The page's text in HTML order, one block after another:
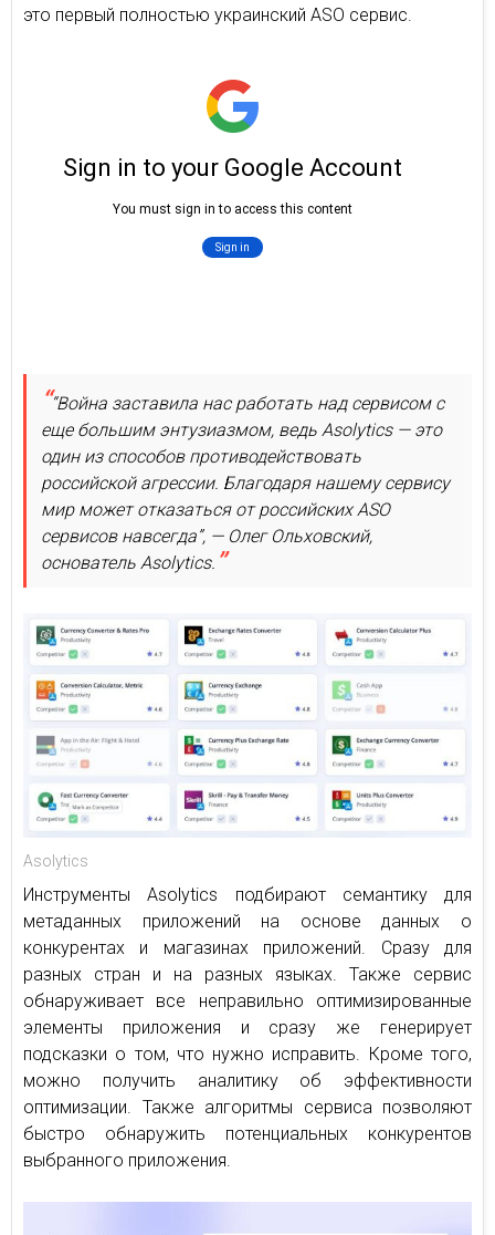
это первый полностью украинский ASO сервис.
“Война заставила нас работать над сервисом с
еще большим энтузиазмом, ведь Asolytics — это
один из способов противодействовать
российской агрессии. Благодаря нашему сервису
мир может отказаться от российских ASO
сервисов навсегда”, — Олег Ольховский,
основатель Asolytics.
Asolytics
Инструменты Asolytics подбирают семантику для
метаданных приложений на основе данных о
конкурентах и магазинах приложений. Сразу для
разных стран и на разных языках. Также сервис
обнаруживает все неправильно оптимизированные
элементы приложения и сразу же генерирует
подсказки о том, что нужно исправить. Кроме того,
можно получить аналитику об эффективности
оптимизации. Также алгоритмы сервиса позволяют
быстро обнаружить потенциальных конкурентов
выбранного приложения.